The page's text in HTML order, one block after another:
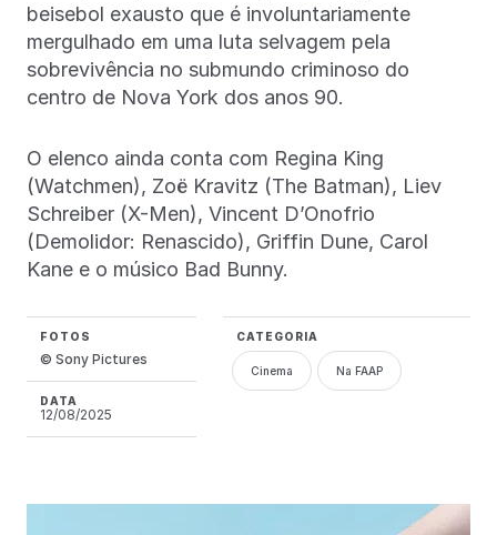
beisebol exausto que é involuntariamente
mergulhado em uma luta selvagem pela
sobrevivência no submundo criminoso do
centro de Nova York dos anos 90.
O elenco ainda conta com Regina King
(Watchmen), Zoë Kravitz (The Batman), Liev
Schreiber (X-Men), Vincent D’Onofrio
(Demolidor: Renascido), Griffin Dune, Carol
Kane e o músico Bad Bunny.
FOTOS
© Sony Pictures
DATA
12/08/2025
CATEGORIA
Cinema Na FAAP